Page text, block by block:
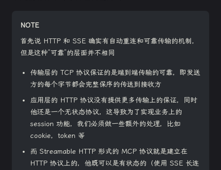
NOTE
首先说 HTTP 和 SSE 确实有自动重连和可靠传输的机制，
但是这种“可靠”的层面并不相同
传输层的 TCP 协议保证的是端到端传输的可靠，即发送
方的每个字节都会完整保序的传送到接收方
应用层的 HTTP 协议没有提供更多传输上的保证，同时
他还是一个无状态协议，这导致为了实现业务上的
session 功能，我们必须做一些额外的处理，比如
cookie，token 等
而 Streamable HTTP 形式的 MCP 协议就是建立在
HTTP 协议上的，他既可以是有状态的（使用 SSE 长连